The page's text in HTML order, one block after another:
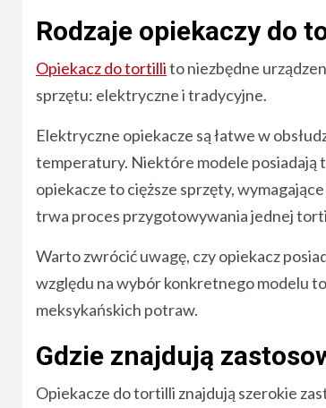
Rodzaje opiekaczy do
Opiekacz do tortillito niezbędne
sprzętu: elektryczne i tradycyjne.
Elektryczne opiekacze są łatwe w
temperatury. Niektóre modele posiadają
opiekacze to cięższe sprzęty,
trwa proces przygotowywania jednej
Warto zwrócić uwagę, czy opiekacz
względu na wybór konkretnego modelu
meksykańskich potraw.
Gdzie znajdują
Opiekacze do tortilli znajdują szerokie